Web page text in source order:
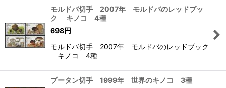
モルドバ切手 2007年 モルドバのレッドブッ
ク キノコ 4種
698円
モルドバ切手 2007年 モルドバのレッドブック
キノコ 4種
ブータン切手 1999年 世界のキノコ 3種